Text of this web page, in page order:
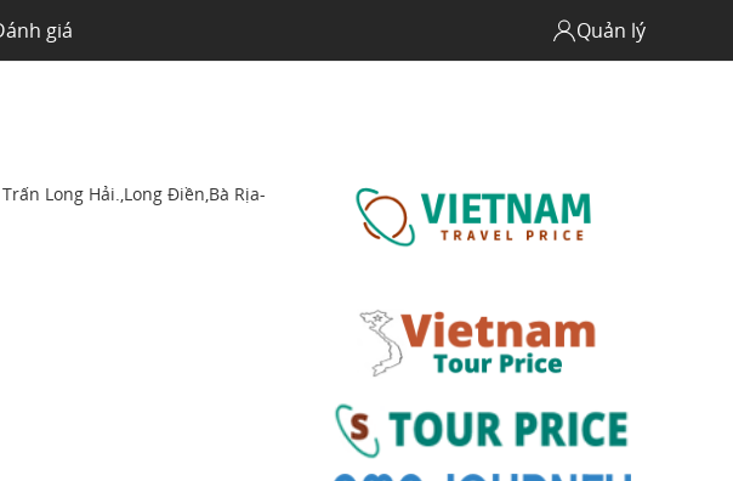
giá Quản lý
Long Hải.,Long Điền,Bà Rịa-